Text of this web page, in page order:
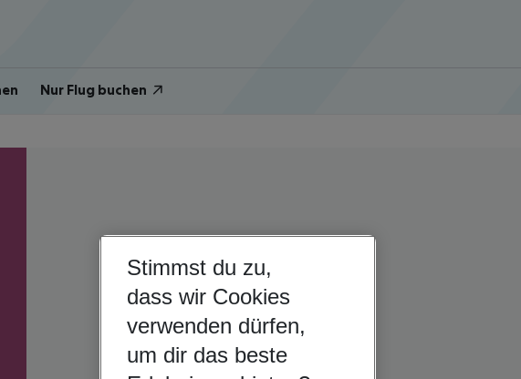
Nur Flug buchen
Stimmst du zu,
dass wir Cookies
verwenden dürfen,
um dir das beste